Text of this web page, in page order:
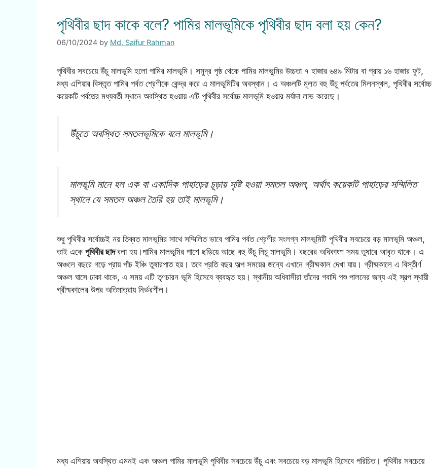
পৃথিবীর ছাদ কাকে বলে? পামির মালভূমিকে পৃথিবীর ছাদ বলা হয় কেন?
06/10/2024 by Md. Saifur Rahman
পৃথিবীর সবচেয়ে উঁচু মালভূমি হলো পামির মালভূমি। সমুদ্র পৃষ্ঠ থেকে পামির মালভুমির উচ্চতা ৭ হাজার ৬৪৯ মিটার বা প্রায় ১৬ হাজার ফুট,
মধ্য এশিয়ার বিস্তৃত পামির পর্বত শ্রেণীকে কেন্দ্র করে এ মালভূমিটির অবস্থান। এ অঞ্চলটি মূলত বহু উঁচু পর্বতের মিলনস্থল, পৃথিবীর সর্বোচ্চ
কয়েকটি পর্বতের মধ্যবর্তী স্থানে অবস্থিত হওয়ায় এটি পৃথিবীর সর্বোচ্চ মালভূমি হওয়ার মর্যাদা লাভ করেছে।
উঁচুতে অবস্থিত সমতলভূমিকে বলে মালভূমি।
মালভূমি মানে হল এক বা একাদিক পাহাড়ের চূড়ায় সৃষ্টি হওয়া সমতল অঞ্চল, অর্থাৎ কয়েকটি পাহাড়ের সম্মিলিত
স্থানে যে সমতল অঞ্চল তৈরি হয় তাই মালভূমি।
শুধু পৃথিবীর সর্বোচ্চই নয় তিব্বত মালভূমির সাথে সম্মিলিত ভাবে পামির পর্বত শ্রেণীর সংলগ্ন মালভূমিটি পৃথিবীর সবচেয়ে বড় মালভূমি অঞ্চল,
তাই একে পৃথিবীর ছাদবলা হয়।পামির মালভূমির পাশে ছড়িয়ে আছে বহু উঁচু নিচু মালভূমি। বছরের অধিকাংশ সময় তুষারে আবৃত থাকে। এ
অঞ্চলে বছরে গড়ে প্রায় পাঁচ ইঞ্চি তুষারপাত হয়। তবে প্রতি বছর অল্প সময়ের জন্যে এখানে গ্রীষ্মকাল দেখা যায়। গ্রীষ্মকালে এ বিস্তীর্ণ
অঞ্চল ঘাসে ঢাকা থাকে, এ সময় এটি তৃণচারন ভূমি হিসেবে ব্যবহৃত হয়। স্থানীয় অধিবাসীরা তাঁদের গবাদি পশু পালনের জন্য এই স্বল্প স্থায়ী
গ্রীষ্মকালের উপর অতিমাত্রায় নির্ভরশীল।
মধ্য এশিয়ায় অবস্থিত এমনই এক অঞ্চল পামির মালভূমি পৃথিবীর সবচেয়ে উঁচু এবং সবচেয়ে বড় মালভূমি হিসেবে পরিচিত। পৃথিবীর সবচেয়ে